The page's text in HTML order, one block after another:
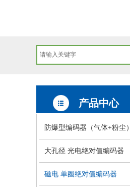
产品中心
防爆型编码器（气体+粉尘）
大孔径 光电绝对值编码器
磁电 单圈绝对值编码器